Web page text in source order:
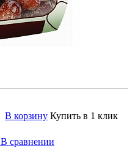
В корзину Купить в 1 клик
В сравнении